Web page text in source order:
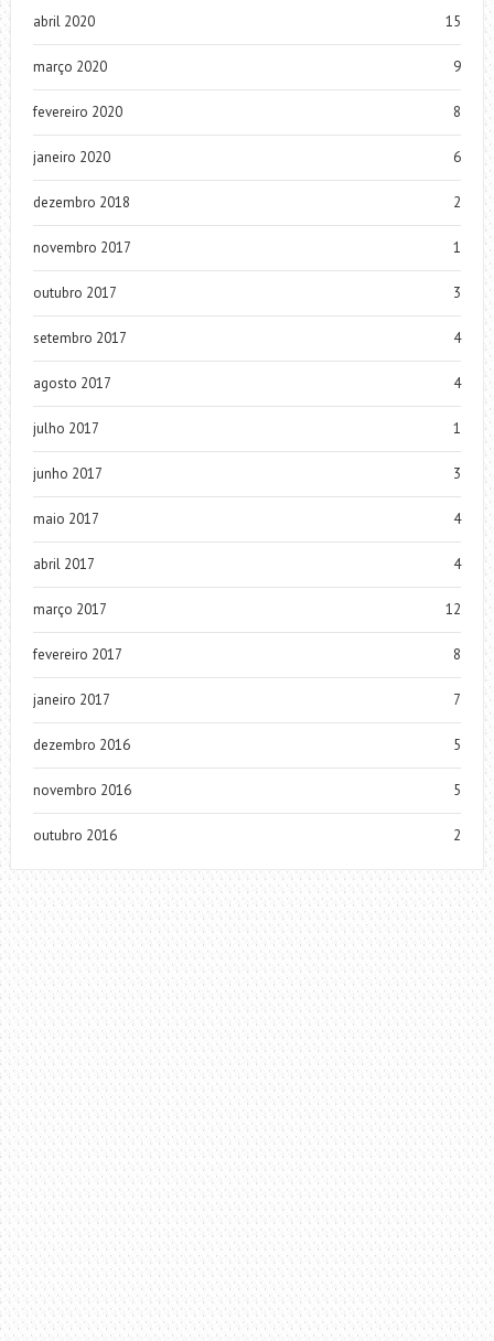
abril 2020 15
março 2020 9
fevereiro 2020 8
janeiro 2020 6
dezembro 2018 2
novembro 2017 1
outubro 2017 3
setembro 2017 4
agosto 2017 4
julho 2017 1
junho 2017 3
maio 2017 4
abril 2017 4
março 2017 12
fevereiro 2017 8
janeiro 2017 7
dezembro 2016 5
novembro 2016 5
outubro 2016 2